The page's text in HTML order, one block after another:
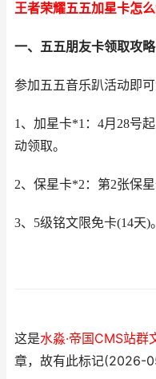
王者荣耀五五加星卡怎
一、五五朋友卡领取攻略
参加五五音乐趴活动即
1、加星卡*1：4月28号
动领取。
2、保星卡*2：第2张保
3、5级铭文限免卡(14天)。
这是水淼·帝国CMS站群
章，故有此标记(2026-